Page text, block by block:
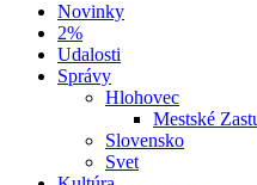
Novinky
2%
Udalosti
Správy
Hlohovec
Mestské
Slovensko
Svet